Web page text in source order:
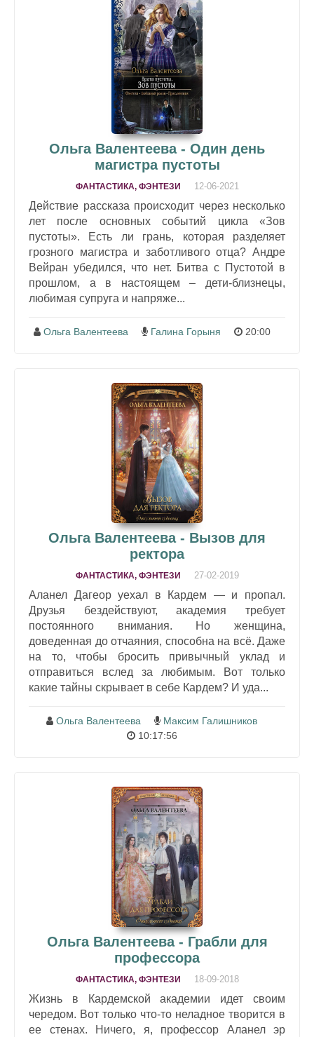
Ольга Валентеева - Один день
магистра пустоты
ФАНТАСТИКА, ФЭНТЕЗИ 12-06-2021
Действие рассказа происходит через несколько
лет после основных событий цикла «Зов
пустоты». Есть ли грань, которая разделяет
грозного магистра и заботливого отца? Андре
Вейран убедился, что нет. Битва с Пустотой в
прошлом, а в настоящем – дети-близнецы,
любимая супруга и напряже...
Ольга Валентеева Галина Горыня 20:00
Ольга Валентеева - Вызов для
ректора
ФАНТАСТИКА, ФЭНТЕЗИ 27-02-2019
Аланел Дагеор уехал в Кардем — и пропал.
Друзья бездействуют, академия требует
постоянного внимания. Но женщина,
доведенная до отчаяния, способна на всё. Даже
на то, чтобы бросить привычный уклад и
отправиться вслед за любимым. Вот только
какие тайны скрывает в себе Кардем? И уда...
Ольга Валентеева
Максим Галишников
10:17:56
Ольга Валентеева - Грабли для
профессора
ФАНТАСТИКА, ФЭНТЕЗИ 18-09-2018
Жизнь в Кардемской академии идет своим
чередом. Вот только что-то неладное творится в
ее стенах. Ничего, я, профессор Аланел эр